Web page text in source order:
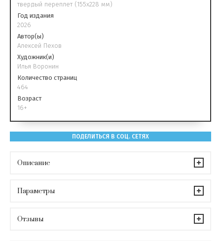
твердый переплет (155х228 мм)
Год издания
2026
Автор(ы)
Алексей Пехов
Художник(и)
Илья Воронин
Количество страниц
464
Возраст
16+
ПОДЕЛИТЬСЯ В СОЦ. СЕТЯХ
Описание
Параметры
Отзывы